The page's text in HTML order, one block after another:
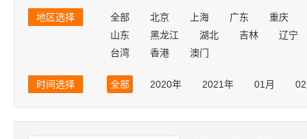
地区选择 全部 北京 上海 广东
重庆
山东
黑龙江 湖北 吉林
辽宁
台湾
香港 澳门
时间选择 全部 2020年 2021年 01月